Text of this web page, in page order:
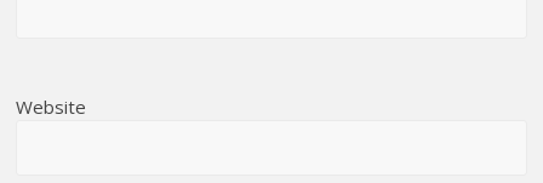
Website